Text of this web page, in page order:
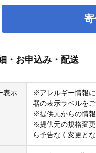
・お申込み・配送
表示
※アレルギー情報
器の表示ラベルを
※提供元からの情報
※提供元の規格変
ら予告なく変更と